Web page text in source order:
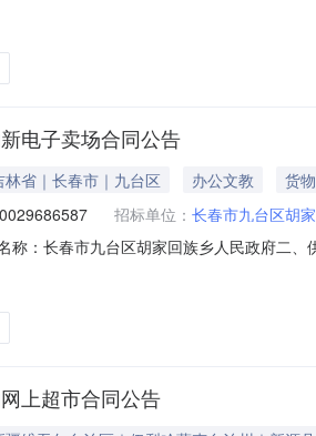
西省赣州市章贡区文明大道68号A栋7#店
电子卖场合同公告
林省｜长春市｜九台区 办公文教
货物
招标单位： 长春市九台区胡
称：长春市九台区胡家回族乡人民政府二
台1.0029002900
上超市合同公告